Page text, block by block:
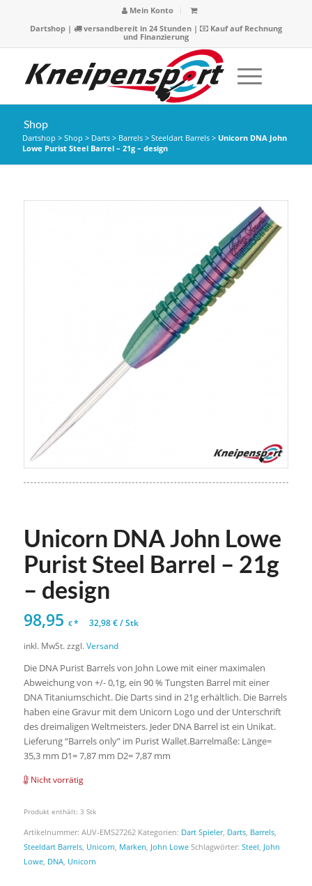
Mein Konto
Dartshop| versandbereit in 24 Stunden |
Kauf auf Rechnung
und Finanzierung
Shop
Dartshop > Shop > Darts> Barrels> Steeldart Barrels> Unicorn DNA John
Lowe Purist Steel Barrel – 21g – design
Unicorn DNA John Lowe
Purist Steel Barrel – 21g
– design
98,95 €* 32,98€/Stk
inkl. MwSt. zzgl. Versand
Die DNA Purist Barrels von John Lowe mit einer maximalen
Abweichung von +/- 0,1g, ein 90 % Tungsten Barrel mit einer
DNA Titaniumschicht. Die Darts sind in 21g erhältlich. Die Barrels
haben eine Gravur mit dem Unicorn Logo und der Unterschrift
des dreimaligen Weltmeisters. Jeder DNA Barrel ist ein Unikat.
Lieferung “Barrels only” im Purist Wallet.Barrelmaße: Länge=
35,3 mm D1= 7,87 mm D2= 7,87 mm
Nicht vorrätig
Produkt enthält: 3 Stk
Artikelnummer: AUV-EMS27262 Kategorien: Dart Spieler, Darts, Barrels,
Steeldart Barrels, Unicorn Marken John Lowe Schlagwörter: Steel John
Lowe, DNA, Unicorn